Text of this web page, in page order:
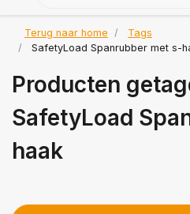
Terug naar home
Tags
SafetyLoad Spanrubber met s-
Producten
SafetyLoad
haak